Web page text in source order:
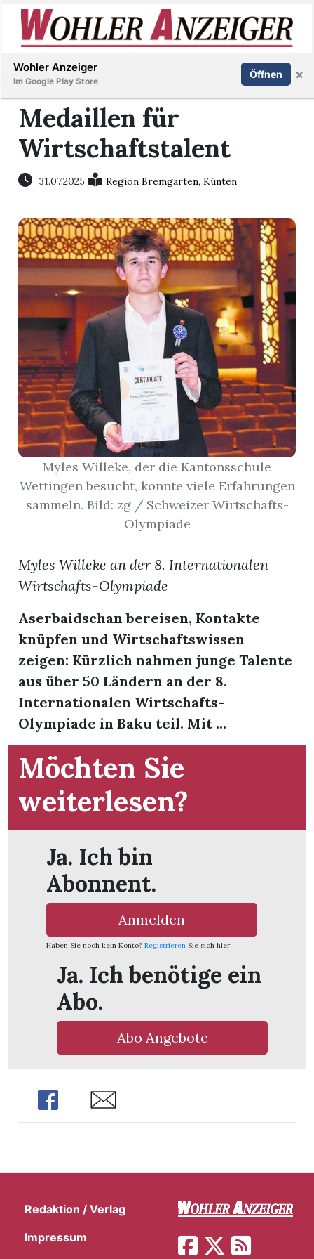
Immobilien
Veranstaltungen
Stellen
E-
Paper
Newsletter
App
Inserieren Abonnieren Anmelden
Medaillen für
Wirtschaftstalent
31.07.2025 Region Bremgarten,Künten
Myles Willeke, der die Kantonsschule
Wettingen besucht, konnte viele Erfahrungen
sammeln. Bild: zg / Schweizer Wirtschafts-
Olympiade
Myles Willeke an der 8. Internationalen
Wirtschafts-Olympiade
Aserbaidschan bereisen, Kontakte
knüpfen und Wirtschaftswissen
zeigen: Kürzlich nahmen junge Talente
aus über 50 Ländern an der 8.
Internationalen Wirtschafts-
Olympiade in Baku teil. Mit ...
Möchten Sie
weiterlesen?
Ja. Ich bin
Abonnent.
Anmelden
Haben Sie noch kein Konto? Registrieren Sie sich hier
Ja. Ich benötige ein
Abo.
Abo Angebote
Share Share
Redaktion / Verlag
Impressum
Wohler Anzeiger
Im Google Play Store
Öffnen ×